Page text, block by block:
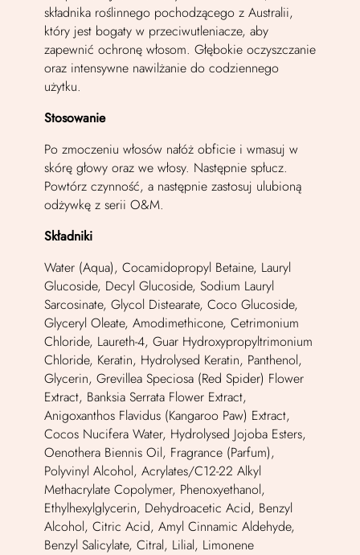
składnika roślinnego pochodzącego z Australii,
który jest bogaty w przeciwutleniacze, aby
zapewnić ochronę włosom. Głębokie oczyszczanie
oraz intensywne nawilżanie do codziennego
użytku.
Stosowanie
Po zmoczeniu włosów nałóż obficie i wmasuj w
skórę głowy oraz we włosy. Następnie spłucz.
Powtórz czynność, a następnie zastosuj ulubioną
odżywkę z serii O&M.
Składniki
Water (Aqua), Cocamidopropyl Betaine, Lauryl
Glucoside, Decyl Glucoside, Sodium Lauryl
Sarcosinate, Glycol Distearate, Coco Glucoside,
Glyceryl Oleate, Amodimethicone, Cetrimonium
Chloride, Laureth-4, Guar Hydroxypropyltrimonium
Chloride, Keratin, Hydrolysed Keratin, Panthenol,
Glycerin, Grevillea Speciosa (Red Spider) Flower
Extract, Banksia Serrata Flower Extract,
Anigoxanthos Flavidus (Kangaroo Paw) Extract,
Cocos Nucifera Water, Hydrolysed Jojoba Esters,
Oenothera Biennis Oil, Fragrance (Parfum),
Polyvinyl Alcohol, Acrylates/C12-22 Alkyl
Methacrylate Copolymer, Phenoxyethanol,
Ethylhexylglycerin, Dehydroacetic Acid, Benzyl
Alcohol, Citric Acid, Amyl Cinnamic Aldehyde,
Benzyl Salicylate, Citral, Lilial, Limonene